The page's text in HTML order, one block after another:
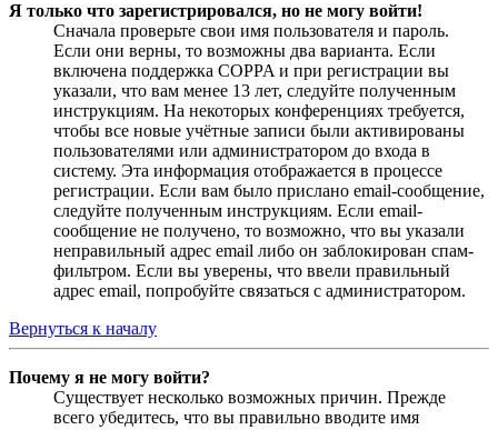
Я только что зарегистрировался, но не могу войти!
Сначала проверьте свои имя пользователя и пароль.
Если они верны, то возможны два варианта. Если
включена поддержка COPPA и при регистрации вы
указали, что вам менее 13 лет, следуйте полученным
инструкциям. На некоторых конференциях требуется,
чтобы все новые учётные записи были активированы
пользователями или администратором до входа в
систему. Эта информация отображается в процессе
регистрации. Если вам было прислано email-сообщение,
следуйте полученным инструкциям. Если email-
сообщение не получено, то возможно, что вы указали
неправильный адрес email либо он заблокирован спам-
фильтром. Если вы уверены, что ввели правильный
адрес email, попробуйте связаться с администратором.
Вернуться к началу
Почему я не могу войти?
Существует несколько возможных причин. Прежде
всего убедитесь, что вы правильно вводите имя